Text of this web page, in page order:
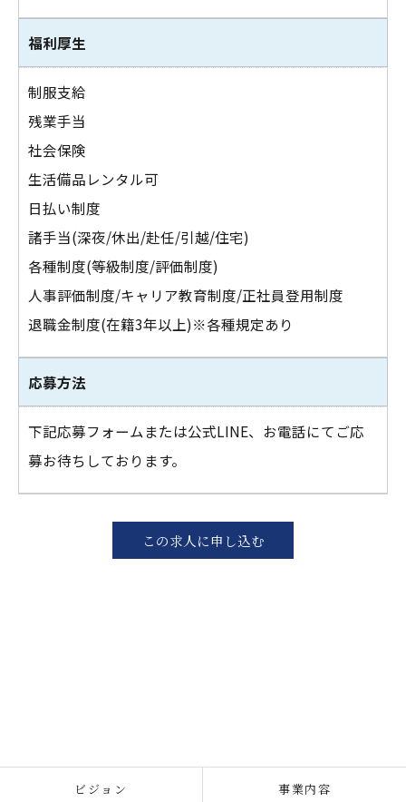
福利厚生
制服支給
残業手当
社会保険
生活備品レンタル可
日払い制度
諸手当(深夜/休出/赴任/引越/住宅)
各種制度(等級制度/評価制度)
人事評価制度/キャリア教育制度/正社員登用制度
退職金制度(在籍3年以上)※各種規定あり
応募方法
下記応募フォームまたは公式LINE、お電話にてご応
募お待ちしております。
この求人に申し込む
ビジョン 事業内容